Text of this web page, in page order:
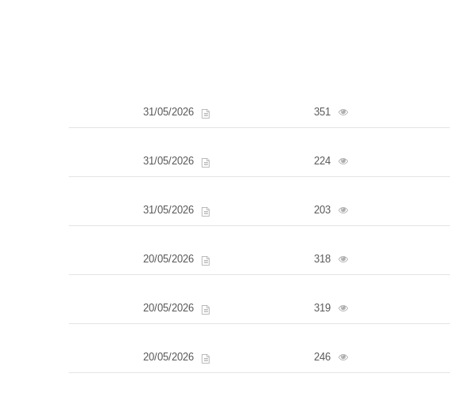
351
31/05/2026
224
31/05/2026
203
31/05/2026
318
20/05/2026
319
20/05/2026
246
20/05/2026